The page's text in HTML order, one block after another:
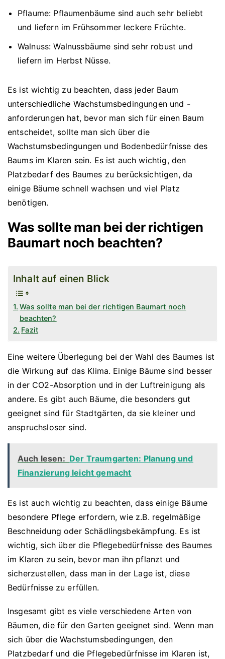
Pflaume: Pflaumenbäume sind auch sehr beliebt
und liefern im Frühsommer leckere Früchte.
Walnuss: Walnussbäume sind sehr robust und
liefern im Herbst Nüsse.
Es ist wichtig zu beachten, dass jeder Baum
unterschiedliche Wachstumsbedingungen und -
anforderungen hat, bevor man sich für einen Baum
entscheidet, sollte man sich über die
Wachstumsbedingungen und Bodenbedürfnisse des
Baums im Klaren sein. Es ist auch wichtig, den
Platzbedarf des Baumes zu berücksichtigen, da
einige Bäume schnell wachsen und viel Platz
benötigen.
Was sollte man bei der richtigen
Baumart noch beachten?
Inhalt auf einen Blick
Was sollte man bei der richtigen Baumart noch
beachten?
Fazit
Eine weitere Überlegung bei der Wahl des Baumes ist
die Wirkung auf das Klima. Einige Bäume sind besser
in der CO2-Absorption und in der Luftreinigung als
andere. Es gibt auch Bäume, die besonders gut
geeignet sind für Stadtgärten, da sie kleiner und
anspruchsloser sind.
Auch lesen: Der Traumgarten: Planung und
Finanzierung leicht gemacht
Es ist auch wichtig zu beachten, dass einige Bäume
besondere Pflege erfordern, wie z.B. regelmäßige
Beschneidung oder Schädlingsbekämpfung. Es ist
wichtig, sich über die Pflegebedürfnisse des Baumes
im Klaren zu sein, bevor man ihn pflanzt und
sicherzustellen, dass man in der Lage ist, diese
Bedürfnisse zu erfüllen.
Insgesamt gibt es viele verschiedene Arten von
Bäumen, die für den Garten geeignet sind. Wenn man
sich über die Wachstumsbedingungen, den
Platzbedarf und die Pflegebedürfnisse im Klaren ist,